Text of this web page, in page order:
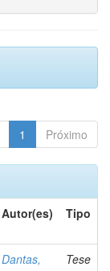
1 Próximo
Autor(es) Tipo
Dantas,
Tese